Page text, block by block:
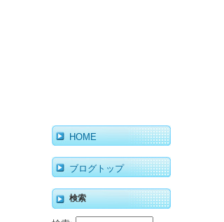
HOME
ブログトップ
検索